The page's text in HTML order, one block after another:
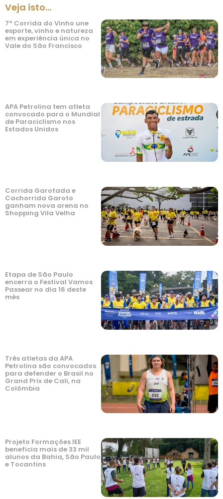
Veja isto...
7ª Corrida do Vinho une
esporte, vinho e natureza
em experiência única no
Vale do São Francisco
APA Petrolina tem atleta
convocado para o Mundial
de Paraciclismo nos
Estados Unidos
Corrida Garotada e
Cachorrida Garoto
ganham nova arena no
Shopping Vila Velha
Etapa de São Paulo
encerra o Festival Vamos
Passear no dia 16 deste
mês
Três atletas da APA
Petrolina são convocados
para defender o Brasil no
Grand Prix de Cali, na
Colômbia
Projeto Formações IEE
beneficia mais de 33 mil
alunos da Bahia, São Paulo
e Tocantins